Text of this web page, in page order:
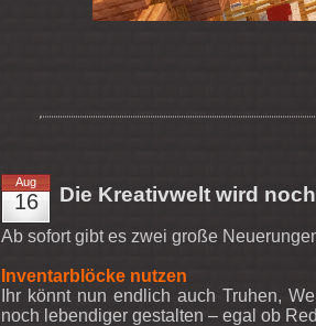
Aug
16 Die Kreativwelt wird
Ab sofort gibt es zwei große
Inventarblöcke nutzen
Ihr könnt nun endlich auch Truhen,
noch lebendiger gestalten – egal ob